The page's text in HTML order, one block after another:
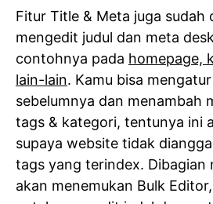
Fitur Title & Meta juga sudah
mengedit judul dan meta
contohnya pada homepage,
lain-lain. Kamu bisa
sebelumnya dan menambah
tags & kategori, tentunya ini
supaya website tidak
tags yang terindex. Dibagian
akan menemukan Bulk